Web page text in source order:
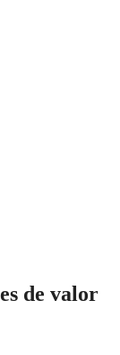
de valor